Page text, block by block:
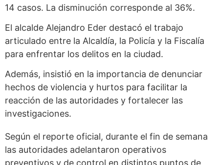
14 casos. La disminución corresponde al 36%.
El alcalde Alejandro Eder destacó el trabajo
articulado entre la Alcaldía, la Policía y la Fiscalía
para enfrentar los delitos en la ciudad.
Además, insistió en la importancia de denunciar
hechos de violencia y hurtos para facilitar la
reacción de las autoridades y fortalecer las
investigaciones.
Según el reporte oficial, durante el fin de semana
las autoridades adelantaron operativos
preventivos y de control en distintos puntos de